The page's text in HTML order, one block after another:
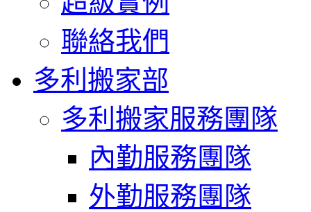
聯絡我們
多利搬家部
多利搬家服務團隊
內勤服務團隊
外勤服務團隊